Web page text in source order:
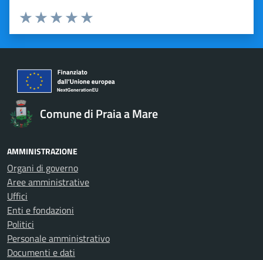
Valuta 5 stelle su 5
Valuta 4 stelle su 5
Valuta 3 stelle su 5
Valuta 2 stelle su 5
Valuta 1 stelle su 5
Comune di Praia a Mare
AMMINISTRAZIONE
Organi di governo
Aree amministrative
Uffici
Enti e fondazioni
Politici
Personale amministrativo
Documenti e dati